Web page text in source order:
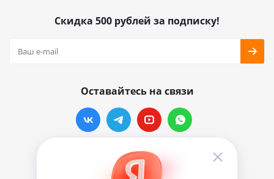
Скидка 500 рублей за подписку!
Оставайтесь на связи
Наши контакты